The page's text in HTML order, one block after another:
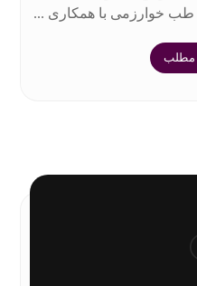
خوارزمی با همکاری ...
مطلب